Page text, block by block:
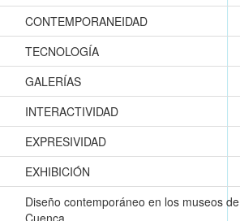
CONTEMPORANEIDAD
TECNOLOGÍA
GALERÍAS
INTERACTIVIDAD
EXPRESIVIDAD
EXHIBICIÓN
Diseño contemporáneo en los museos de
Cuenca